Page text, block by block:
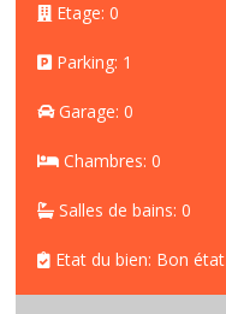
Etage: 0
Parking: 1
Garage: 0
Chambres: 0
Salles de bains: 0
Etat du bien: Bon état